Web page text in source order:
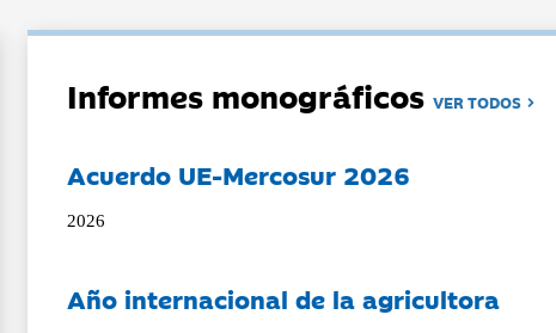
Informes monográficosVER TODOS
Acuerdo UE-Mercosur 2026
2026
Año internacional de la agricultora